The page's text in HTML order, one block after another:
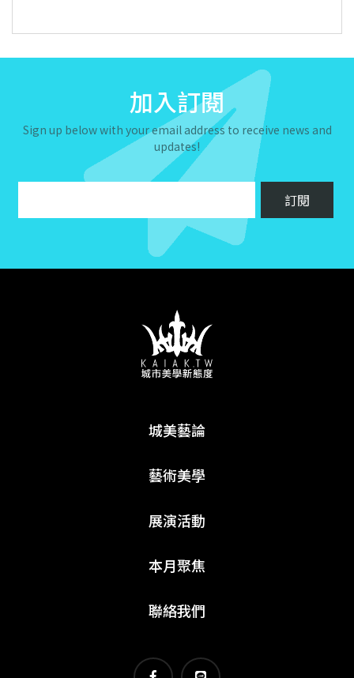
加入訂閱
Sign up below with your email address to receive news and
updates!
城美藝論
藝術美學
展演活動
本月聚焦
聯絡我們